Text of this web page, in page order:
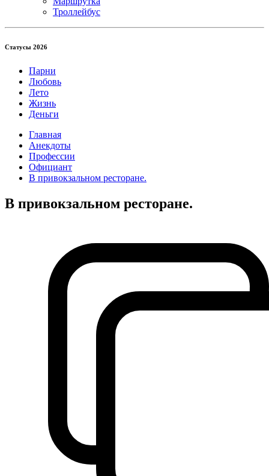
Троллейбус
Статуcы 2026
Парни
Любовь
Лето
Жизнь
Деньги
Главная
Анекдоты
Профессии
Официант
В привокзальном ресторане.
В привокзальном ресторане.